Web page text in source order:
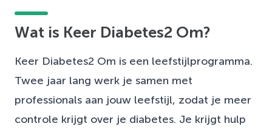
Wat is Keer Diabetes2 Om?
Keer Diabetes2 Om is een leefstijlprogramma.
Twee jaar lang werk je samen met
professionals aan jouw leefstijl, zodat je meer
controle krijgt over je diabetes. Je krijgt hulp